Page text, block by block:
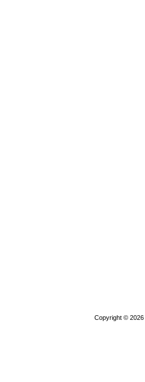
Copyright © 2026